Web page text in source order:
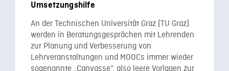
Umsetzungshilfe
An der Technischen Universität Graz (TU Graz)
werden in Beratungsgesprächen mit Lehrenden
zur Planung und Verbesserung von
Lehrveranstaltungen und MOOCs immer wieder